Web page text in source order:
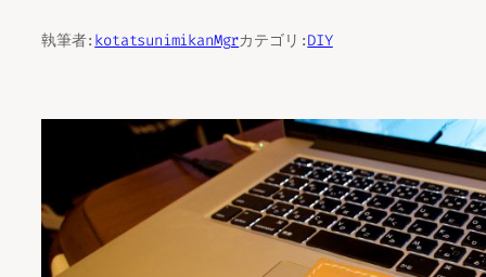
執筆者: kotatsunimikanMgrカテゴリ:DIY